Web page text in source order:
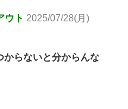
ウト 2025/07/28(月)
からないと分からんな